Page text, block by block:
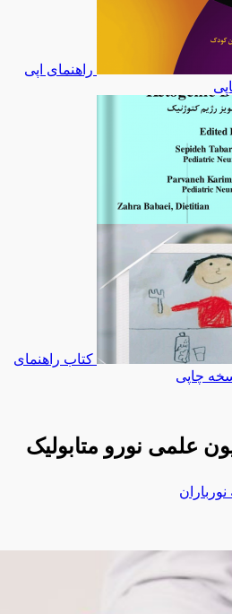
راهنمای اپی
کتاب راهنمای
چاپی
علمی نورو متابولیک
نورباران